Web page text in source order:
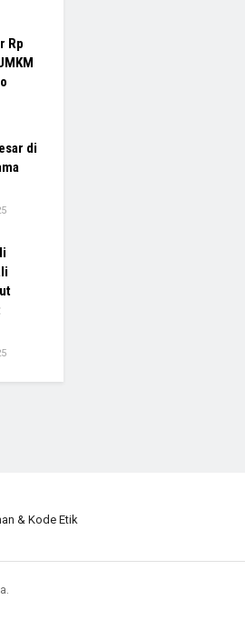
Rp
di
& Kode Etik